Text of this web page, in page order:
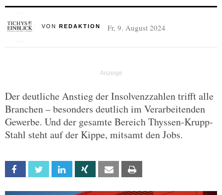
VON REDAKTION Fr, 9. August 2024
Der deutliche Anstieg der Insolvenzzahlen trifft alle
Branchen – besonders deutlich im Verarbeitenden
Gewerbe. Und der gesamte Bereich Thyssen-Krupp-
Stahl steht auf der Kippe, mitsamt den Jobs.
Facebook Twitter Linkedin Xing Email